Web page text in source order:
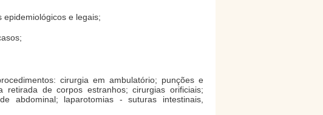
e legais;
cirurgia em ambulatório; punções e
retirada de corpos estranhos; cirurgias orificiais;
abdominal; laparotomias - suturas intestinais,